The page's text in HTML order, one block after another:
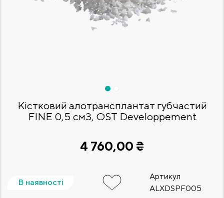
Кістковий алотрансплантат губчастий
FINE 0,5 см3, OST Developpement
4 760,00 ₴
В наявності
Артикул
ALXDSPF005